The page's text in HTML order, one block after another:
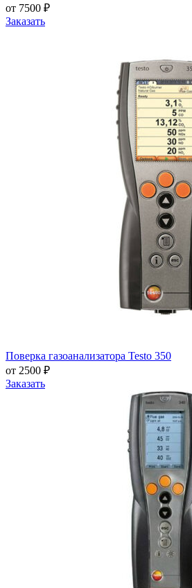
от 7500 ₽
Заказать
Поверка газоанализатора Testo 350
от 2500 ₽
Заказать